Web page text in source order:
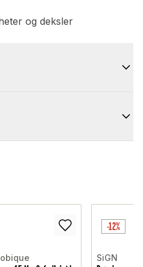
og deksler
-12%
SiGN